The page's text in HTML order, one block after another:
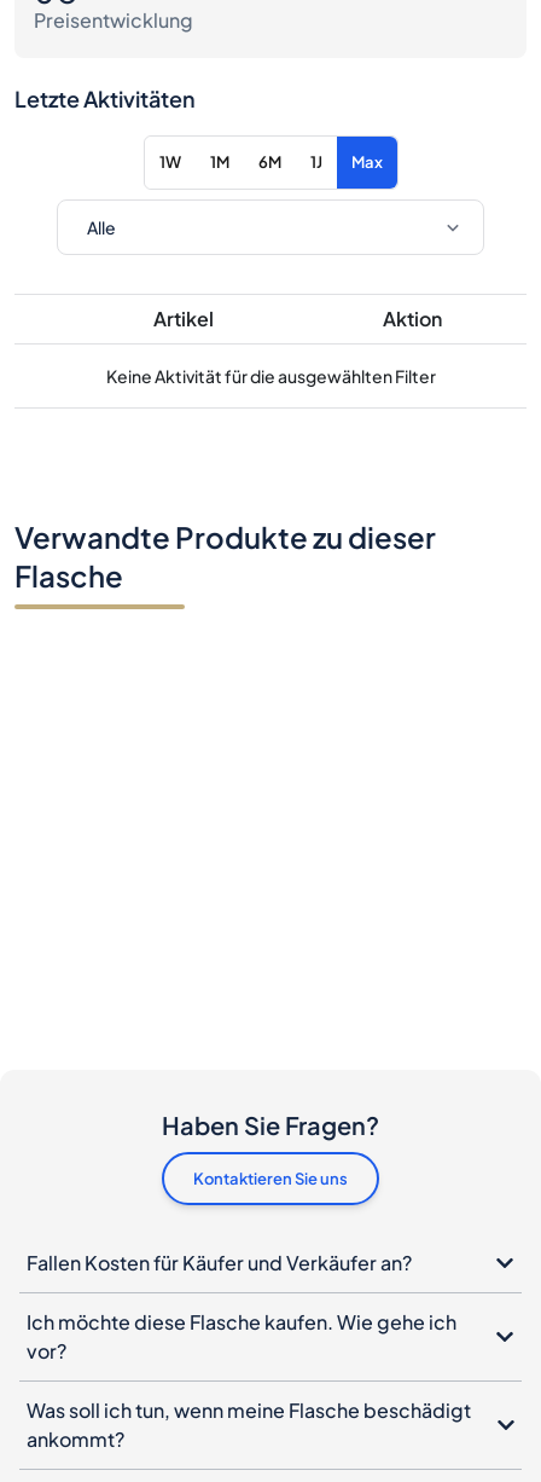
Preisentwicklung
Letzte Aktivitäten
1W 1M 6M 1J Max
Artikel Aktion
Keine Aktivität für die ausgewählten Filter
Verwandte Produkte zu dieser
Flasche
Haben Sie Fragen?
Kontaktieren Sie uns
Fallen Kosten für Käufer und Verkäufer an?
Ich möchte diese Flasche kaufen. Wie gehe ich
vor?
Was soll ich tun, wenn meine Flasche beschädigt
ankommt?